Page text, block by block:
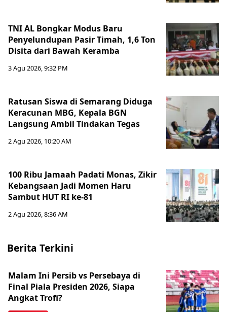
TNI AL Bongkar Modus Baru
Penyelundupan Pasir Timah, 1,6 Ton
Disita dari Bawah Keramba
3 Agu 2026, 9:32 PM
Ratusan Siswa di Semarang Diduga
Keracunan MBG, Kepala BGN
Langsung Ambil Tindakan Tegas
2 Agu 2026, 10:20 AM
100 Ribu Jamaah Padati Monas, Zikir
Kebangsaan Jadi Momen Haru
Sambut HUT RI ke-81
2 Agu 2026, 8:36 AM
Berita Terkini
Malam Ini Persib vs Persebaya di
Final Piala Presiden 2026, Siapa
Angkat Trofi?